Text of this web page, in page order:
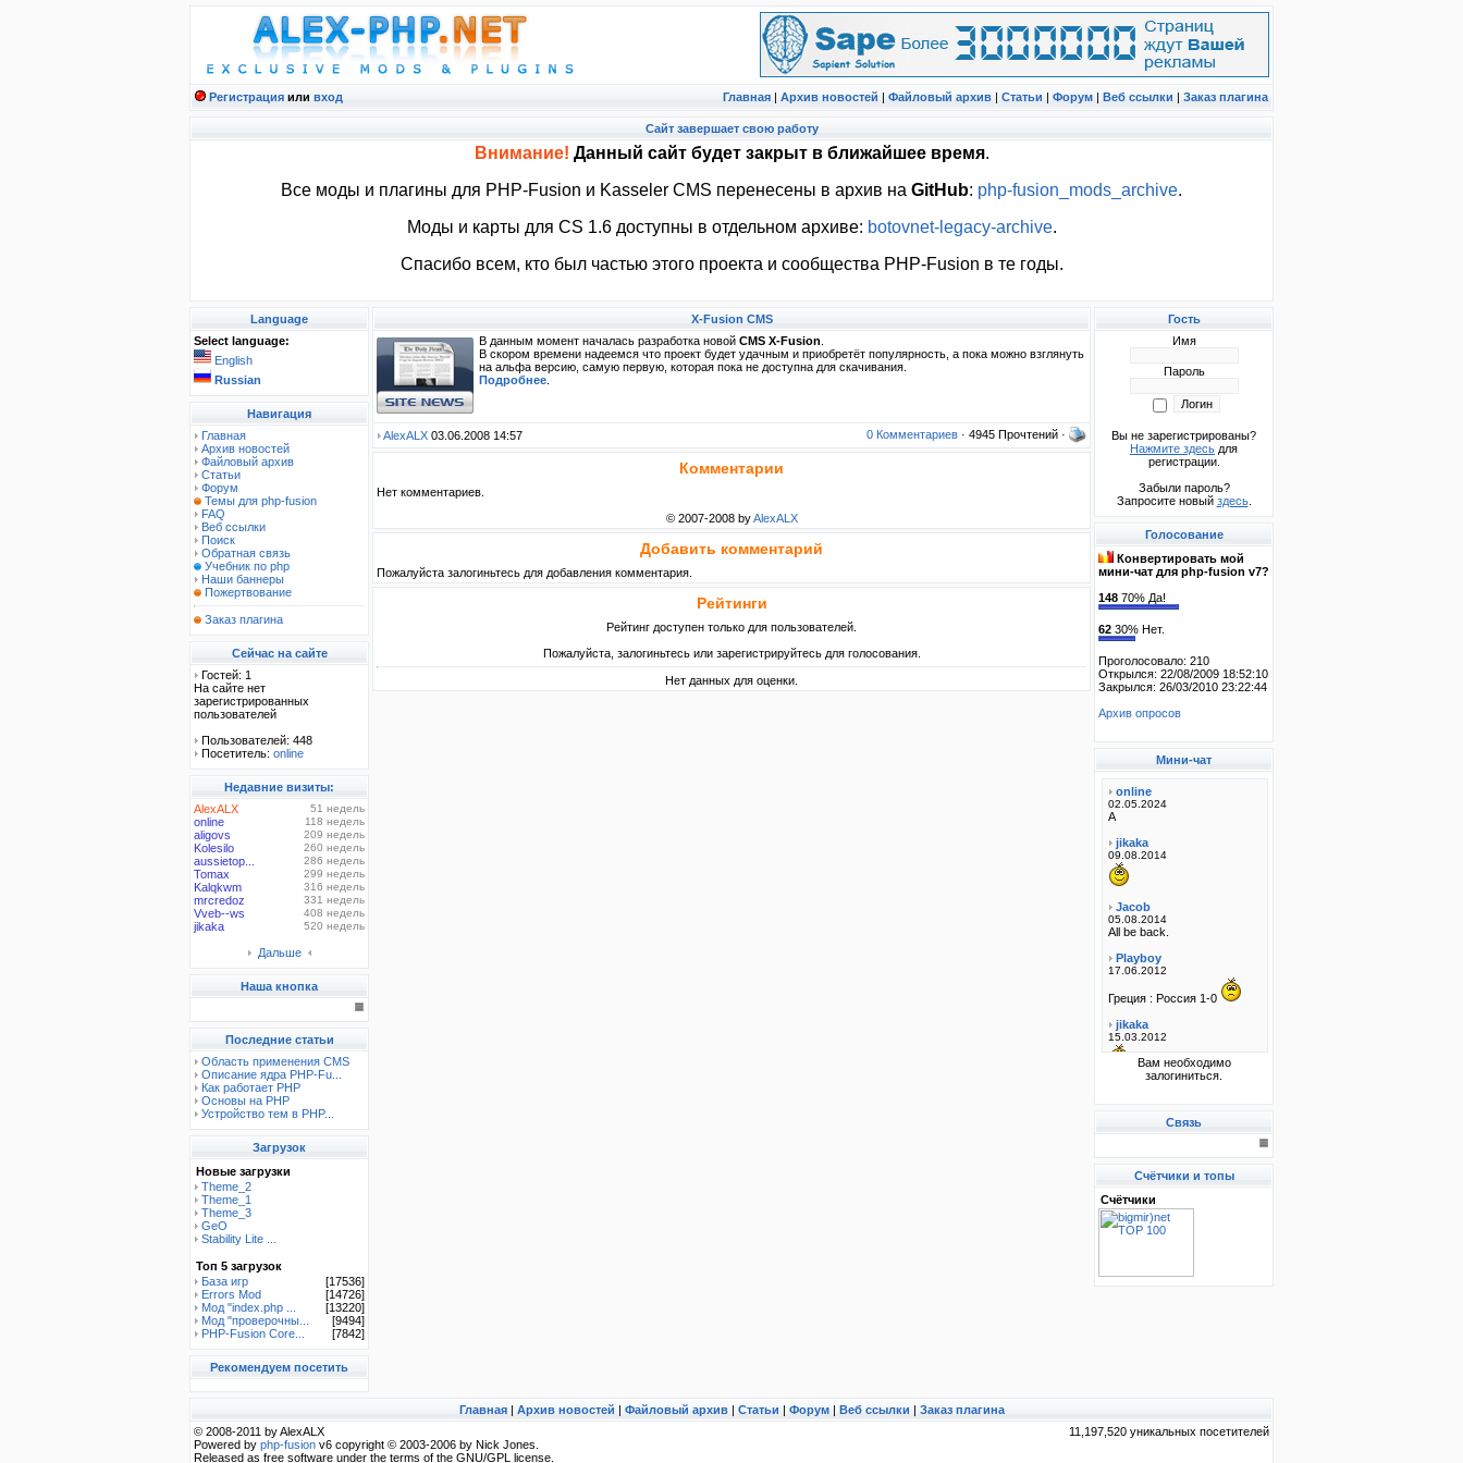
Регистрация или вход Главная | Архив новостей | Файловый архив | Статьи | Форум | Веб ссылки | Заказ плагина
Cайт завершает свою работу
Внимание! Данный сайт будет закрыт в ближайшее время.
Все моды и плагины для PHP-Fusion и Kasseler CMS перенесены в архив на GitHub: php-fusion_mods_archive.
Моды и карты для CS 1.6 доступны в отдельном архиве: botovnet-legacy-archive.
Спасибо всем, кто был частью этого проекта и сообщества PHP-Fusion в те годы.
Language
Select language:
English
Russian
Навигация
Главная
Архив новостей
Файловый архив
Статьи
Форум
Темы для php-fusion
FAQ
Веб ссылки
Поиск
Обратная связь
Учебник по php
Наши баннеры
Пожертвование
Заказ плагина
Сейчас на сайте
Гостей: 1
На сайте нет
зарегистрированных
пользователей
Пользователей: 448
Посетитель: online
Недавние визиты:
AlexALX
51 недель
online 118 недель
aligovs 209 недель
Kolesilo 260 недель
aussietop... 286 недель
Tomax 299 недель
Kalqkwm 316 недель
mrcredoz 331 недель
Vveb--ws 408 недель
jikaka 520 недель
Дальше
Наша кнопка
Последние статьи
Область применения CMS
Описание ядра PHP-Fu...
Как работает PHP
Основы на PHP
Устройство тем в PHP...
Загрузок
Новые загрузки
Theme_2
Theme_1
Theme_3
GeO
Stability Lite ...
Топ 5 загрузок
База игр
[17536]
Errors Mod
[14726]
Мод "index.php ...
[13220]
Мод "проверочны...
[9494]
PHP-Fusion Core...
[7842]
Рекомендуем посетить
X-Fusion CMS
В данным момент началась разработка новой CMS X-Fusion
В скором времени надеемся что проект будет удачным и приобретёт популярность, а пока можно взглянуть
на альфа версию, самую первую, которая пока не доступна для скачивания.
Подробнее
AlexALX 03.06.2008 14:57 0 Комментариев · 4945 Прочтений ·
Комментарии
Нет комментариев.
© 2007-2008 byAlexALX
Добавить комментарий
Пожалуйста залогиньтесь для добавления комментария.
Рейтинги
Рейтинг доступен только для пользователей.
Пожалуйста, залогиньтесь или зарегистрируйтесь для голосования.
Нет данных для оценки.
Гость
Имя
Пароль
Вы не зарегистрированы?
Нажмите здесь для
регистрации.
Забыли пароль?
Запросите новый здесь.
Голосование
Конвертировать мой
мини-чат для php-fusion v7?
148 70% Да!
62 30% Нет.
Проголосовало: 210
Открылся: 22/08/2009 18:52:10
Закрылся: 26/03/2010 23:22:44
Архив опросов
Мини-чат
Вам необходимо
залогиниться.
Связь
Счётчики и топы
Счётчики
Главная| Архив новостей | Файловый архив| Статьи | Форум| Веб ссылки | Заказ плагина
© 2008-2011 by AlexALX
Powered by php-fusion v6 copyright © 2003-2006 by Nick Jones.
Released as free software under the terms of the GNU/GPL license.
11,197,520 уникальных посетителей